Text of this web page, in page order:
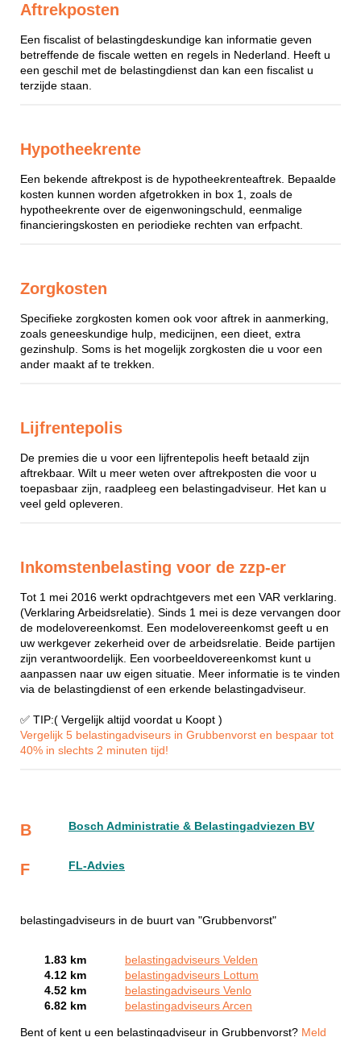
Aftrekposten
Een fiscalist of belastingdeskundige kan informatie geven
betreffende de fiscale wetten en regels in Nederland. Heeft u
een geschil met de belastingdienst dan kan een fiscalist u
terzijde staan.
Hypotheekrente
Een bekende aftrekpost is de hypotheekrenteaftrek. Bepaalde
kosten kunnen worden afgetrokken in box 1, zoals de
hypotheekrente over de eigenwoningschuld, eenmalige
financieringskosten en periodieke rechten van erfpacht.
Zorgkosten
Specifieke zorgkosten komen ook voor aftrek in aanmerking,
zoals geneeskundige hulp, medicijnen, een dieet, extra
gezinshulp. Soms is het mogelijk zorgkosten die u voor een
ander maakt af te trekken.
Lijfrentepolis
De premies die u voor een lijfrentepolis heeft betaald zijn
aftrekbaar. Wilt u meer weten over aftrekposten die voor u
toepasbaar zijn, raadpleeg een belastingadviseur. Het kan u
veel geld opleveren.
Inkomstenbelasting voor de zzp-er
Tot 1 mei 2016 werkt opdrachtgevers met een VAR verklaring.
(Verklaring Arbeidsrelatie). Sinds 1 mei is deze vervangen door
de modelovereenkomst. Een modelovereenkomst geeft u en
uw werkgever zekerheid over de arbeidsrelatie. Beide partijen
zijn verantwoordelijk. Een voorbeeldovereenkomst kunt u
aanpassen naar uw eigen situatie. Meer informatie is te vinden
via de belastingdienst of een erkende belastingadviseur.
✅ TIP:( Vergelijk altijd voordat u Koopt )
Vergelijk 5 belastingadviseurs in Grubbenvorst en bespaar tot
40% in slechts 2 minuten tijd!
B Bosch Administratie & Belastingadviezen BV
F FL-Advies
belastingadviseurs in de buurt van "Grubbenvorst"
1.83 km
belastingadviseurs Velden
4.12 km
belastingadviseurs Lottum
4.52 km
belastingadviseurs Venlo
6.82 km
belastingadviseurs Arcen
Bent of kent u een belastingadviseur in Grubbenvorst? Meld